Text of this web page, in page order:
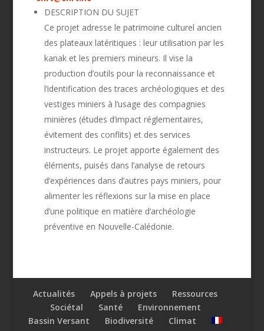
DESCRIPTION DU SUJET
Ce projet adresse le patrimoine culturel ancien
des plateaux latéritiques : leur utilisation par les
kanak et les premiers mineurs. Il vise la
production d’outils pour la reconnaissance et
l’identification des traces archéologiques et des
vestiges miniers à l’usage des compagnies
minières (études d’impact réglementaires,
évitement des conflits) et des services
instructeurs. Le projet apporte également des
éléments, puisés dans l’analyse de retours
d’expériences dans d’autres pays miniers, pour
alimenter les réflexions sur la mise en place
d’une politique en matière d’archéologie
préventive en Nouvelle-Calédonie.
Actualités Appels à projets
Ressources
Sociétal
Santé
Environnement
Bassin Versant
Biodiversité Climat